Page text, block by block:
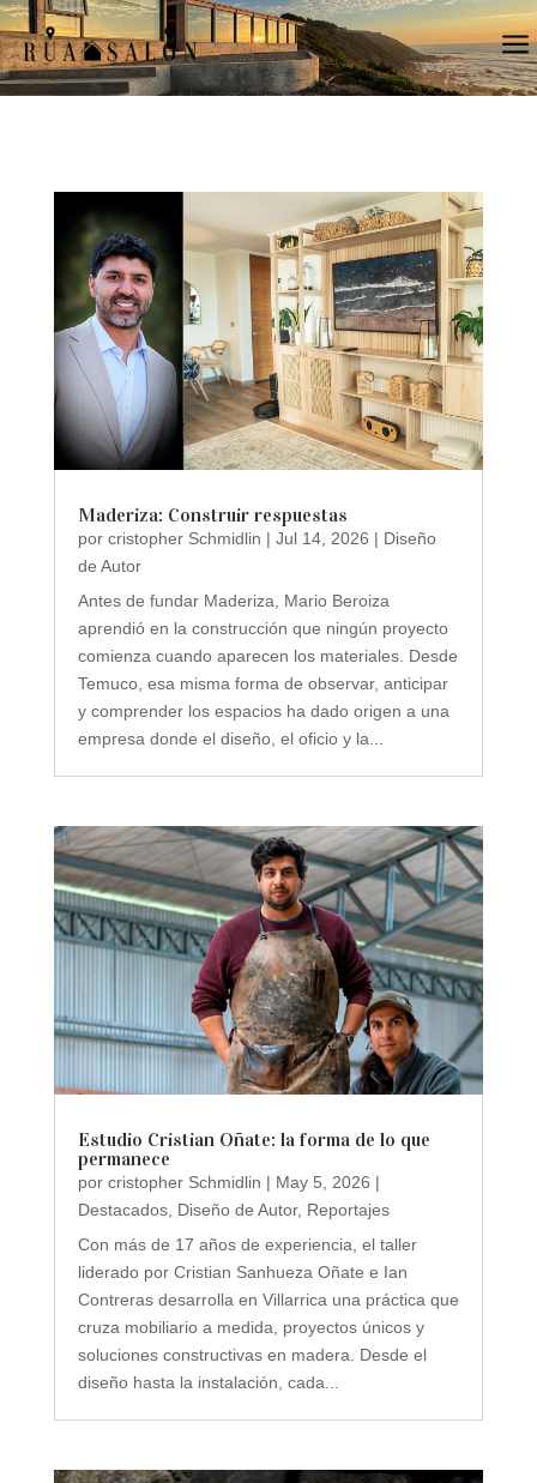
a
Maderiza: Construir respuestas
por cristopher Schmidlin | Jul 14, 2026 | Diseño
de Autor
Antes de fundar Maderiza, Mario Beroiza
aprendió en la construcción que ningún proyecto
comienza cuando aparecen los materiales. Desde
Temuco, esa misma forma de observar, anticipar
y comprender los espacios ha dado origen a una
empresa donde el diseño, el oficio y la...
Estudio Cristian Oñate: la forma de lo que
permanece
por cristopher Schmidlin | May 5, 2026 |
Destacados, Diseño de Autor, Reportajes
Con más de 17 años de experiencia, el taller
liderado por Cristian Sanhueza Oñate e Ian
Contreras desarrolla en Villarrica una práctica que
cruza mobiliario a medida, proyectos únicos y
soluciones constructivas en madera. Desde el
diseño hasta la instalación, cada...